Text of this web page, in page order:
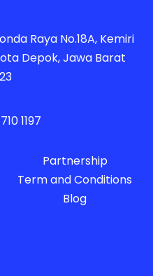
Raya No.18A, Kemiri
Depok, Jawa Barat
1197
Partnership
Term and Conditions
Blog